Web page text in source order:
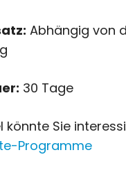
Abhängig von
30 Tage
könnte Sie
Programme